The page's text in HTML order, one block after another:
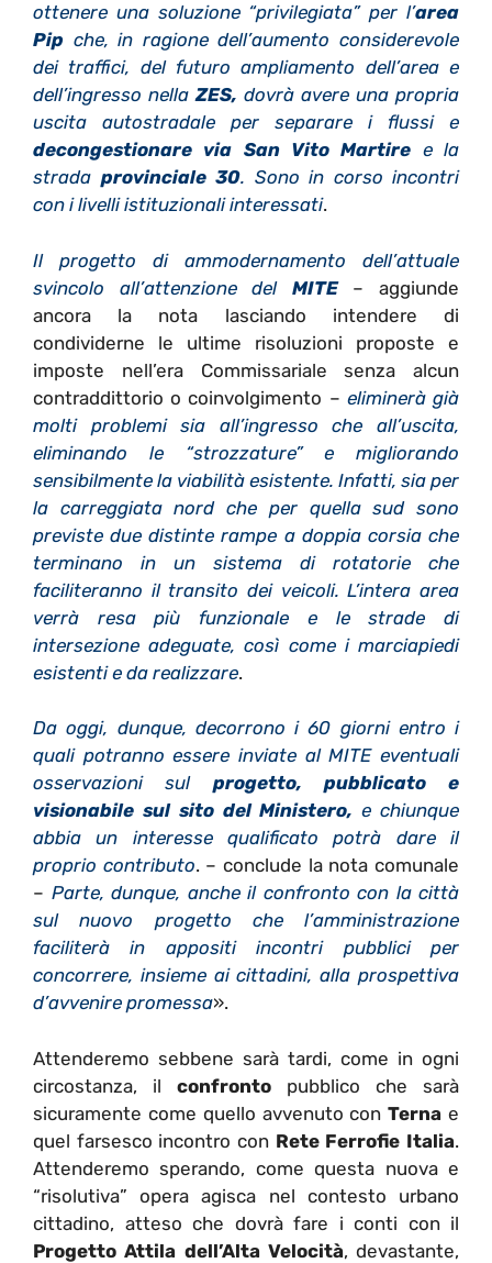
ottenere una soluzione “privilegiata” per l’area
Pip che, in ragione dell’aumento considerevole
dei traffici, del futuro ampliamento dell’area e
dell’ingresso nellaZES, dovrà avere una propria
uscita autostradale per separare i flussi e
decongestionare via San Vito Martire e la
strada provinciale 30. Sono in corso incontri
con i livelli istituzionali interessati.
Il progetto di ammodernamento dell’attuale
svincolo all’attenzione del MITE– aggiunde
ancora la nota lasciando intendere di
condividerne le ultime risoluzioni proposte e
imposte nell’era Commissariale senza alcun
contraddittorio o coinvolgimento – eliminerà già
molti problemi sia all’ingresso che all’uscita,
eliminando le “strozzature” e migliorando
sensibilmente la viabilità esistente. Infatti, sia per
la carreggiata nord che per quella sud sono
previste due distinte rampe a doppia corsia che
terminano in un sistema di rotatorie che
faciliteranno il transito dei veicoli. L’intera area
verrà resa più funzionale e le strade di
intersezione adeguate, così come i marciapiedi
esistenti e da realizzare.
Da oggi, dunque, decorrono i 60 giorni entro i
quali potranno essere inviate al MITE eventuali
osservazioni sul progetto, pubblicato e
visionabile sul sito del Ministero, e chiunque
abbia un interesse qualificato potrà dare il
proprio contributo. – conclude la nota comunale
– Parte, dunque, anche il confronto con la città
sul nuovo progetto che l’amministrazione
faciliterà in appositi incontri pubblici per
concorrere, insieme ai cittadini, alla prospettiva
d’avvenire promessa».
Attenderemo sebbene sarà tardi, come in ogni
circostanza, il confronto pubblico che sarà
sicuramente come quello avvenuto conTerna e
quel farsesco incontro con Rete Ferrofie Italia.
Attenderemo sperando, come questa nuova e
“risolutiva” opera agisca nel contesto urbano
cittadino, atteso che dovrà fare i conti con il
Progetto Attila dell’Alta Velocità, devastante,